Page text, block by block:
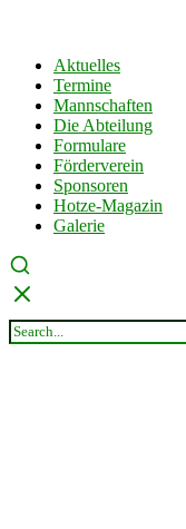
Aktuelles
Termine
Mannschaften
Die Abteilung
Formulare
Förderverein
Sponsoren
Hotze-Magazin
Galerie